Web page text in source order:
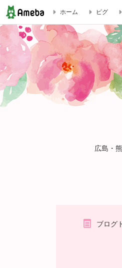
七夕さまですね | ハウスクリー
ホーム ピグ
広島・
ブログ